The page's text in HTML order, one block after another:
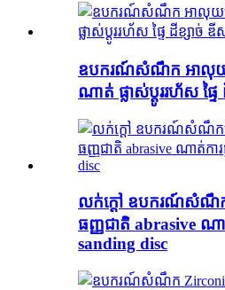
ឧបករណ៍សំណឹក អាលុ
ណាត់ ផ្លាស់ប្តូររហ័ស ផ្ទ
លក់ក្តៅ ឧបករណ៍សំណឹកស
ធញ្ញជាតិ abrasive ណា
sanding disc